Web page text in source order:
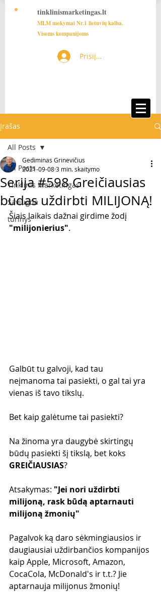
tinklinismarketingas.lt
MLM mokymai Nr.1 lietuvių kalba.
Visoms kompanijoms
Prisijungti
Įrašas
All Posts
Tinklinis Marketingas
Saviugda
turinys
All Posts
Serija #598 Greičiausias
būdas uždirbti MILIJONĄ!
Gediminas Grinevičius
2021-09-083 min. skaitymo
Šiais laikais dažnai girdime žodį
"milijonierius".
Galbūt tu galvoji, kad tau
neįmanoma tai pasiekti, o gal tai yra
vienas iš tavo tikslų.
Bet kaip galėtume tai pasiekti?
Na žinoma yra daugybė skirtingų
būdų pasiekti šį tikslą, bet koks
GREIČIAUSIAS?
Atsakymas: "Jei nori uždirbti
milijoną, rask būdą aptarnauti
milijoną žmonių"
Pagalvok ką daro sėkmingiausios ir
daugiausiai uždirbančios kompanijos
kaip Apple, Microsoft, Amazon,
CocaCola, McDonald's ir t.t.? Jie
aptarnauja milijonus žmonių!